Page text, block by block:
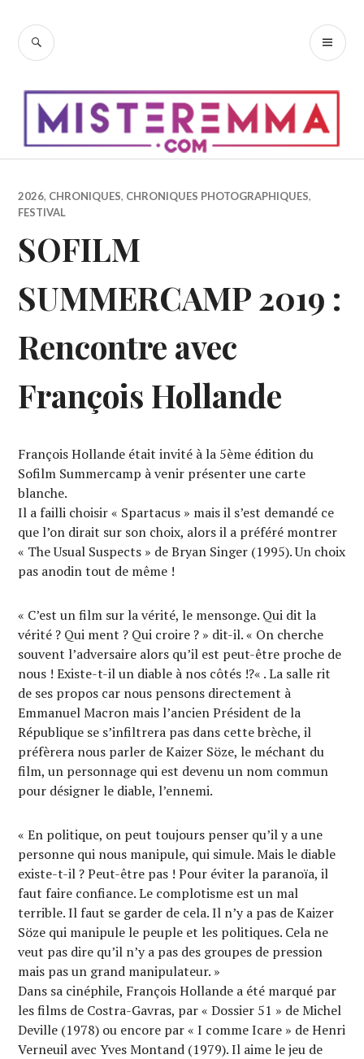
contenu
RECHERCHE
2026, CHRONIQUES, CHRONIQUES PHOTOGRAPHIQUES,
FESTIVAL
SOFILM
SUMMERCAMP 2019 :
Rencontre avec
François Hollande
François Hollande était invité à la 5ème édition du
Sofilm Summercamp à venir présenter une carte
blanche.
Il a failli choisir « Spartacus » mais il s’est demandé ce
que l’on dirait sur son choix, alors il a préféré montrer
« The Usual Suspects » de Bryan Singer (1995). Un choix
pas anodin tout de même !
« C’est un film sur la vérité, le mensonge. Qui dit la
vérité ? Qui ment ? Qui croire ? » dit-il. « On cherche
souvent l’adversaire alors qu’il est peut-être proche de
nous ! Existe-t-il un diable à nos côtés !?« . La salle rit
de ses propos car nous pensons directement à
Emmanuel Macron mais l’ancien Président de la
République se s’infiltrera pas dans cette brèche, il
préfèrera nous parler de Kaizer Söze, le méchant du
film, un personnage qui est devenu un nom commun
pour désigner le diable, l’ennemi.
« En politique, on peut toujours penser qu’il y a une
personne qui nous manipule, qui simule. Mais le diable
existe-t-il ? Peut-être pas ! Pour éviter la paranoïa, il
faut faire confiance. Le complotisme est un mal
terrible. Il faut se garder de cela. Il n’y a pas de Kaizer
Söze qui manipule le peuple et les politiques. Cela ne
veut pas dire qu’il n’y a pas des groupes de pression
mais pas un grand manipulateur. »
Dans sa cinéphile, François Hollande a été marqué par
les films de Costra-Gavras, par « Dossier 51 » de Michel
Deville (1978) ou encore par « I comme Icare » de Henri
Verneuil avec Yves Montand (1979). Il aime le jeu de